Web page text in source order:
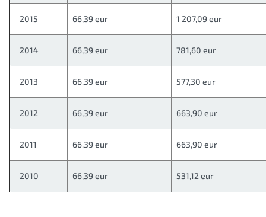
2015 66,39 eur 1 207,09 eur
2014 66,39 eur 781,60 eur
2013 66,39 eur 577,30 eur
2012 66,39 eur 663,90 eur
2011 66,39 eur 663,90 eur
2010 66,39 eur 531,12 eur